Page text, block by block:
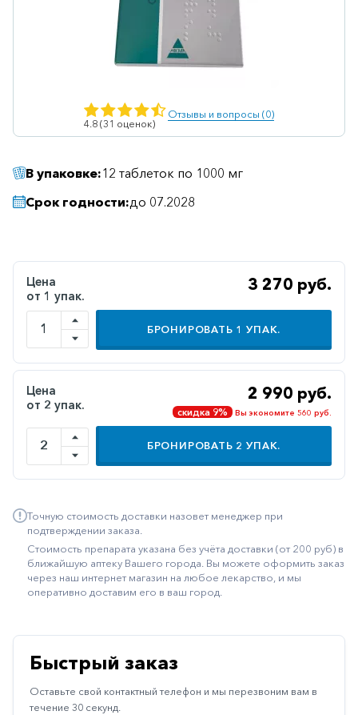
Ветеринарные
Гепатопротекторы
Диабетические
Желудочно-
кишечные
Иммунодепрессанты
Климактерические
Метаболизм
Минеральный
обмен
средства
Неврологические
Остеопороз
Паркинсон
Противоаллергические
Противовирусные
4.8 (31 оценок)
Отзывы и вопросы (0)
В упаковке:12 таблеток по 1000 мг
Срок годности:до 07.2028
Цена
от 1 упак.
3 270 руб.
БРОНИРОВАТЬ 1 УПАК.
Цена
от 2 упак.
2 990 руб.
скидка 9% Вы экономите 560 руб.
БРОНИРОВАТЬ 2 УПАК.
Точную стоимость доставки назовет менеджер при
подтверждении заказа.
Стоимость препарата указана без учёта доставки (от 200 руб) в
ближайшую аптеку Вашего города. Вы можете оформить заказ
через наш интернет магазин на любое лекарство, и мы
оперативно доставим его в ваш город.
Быстрый заказ
Оставьте свой контактный телефон и мы перезвоним вам в
течение 30 секунд.